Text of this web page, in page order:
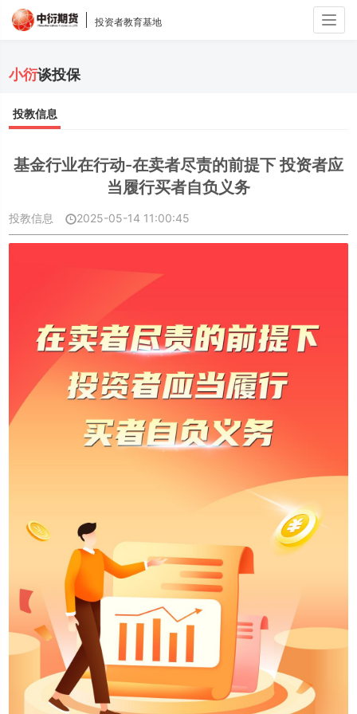
投资者教育基地
小衍谈投保
投教信息
基金行业在行动-在卖者尽责的前提下 投资者应
当履行买者自负义务
投教信息 2025-05-14 11:00:45